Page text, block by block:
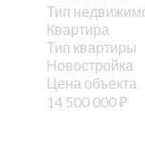
Тип
Квартира
Тип квартиры
Новостройка
Цена объекта
14 500 000₽